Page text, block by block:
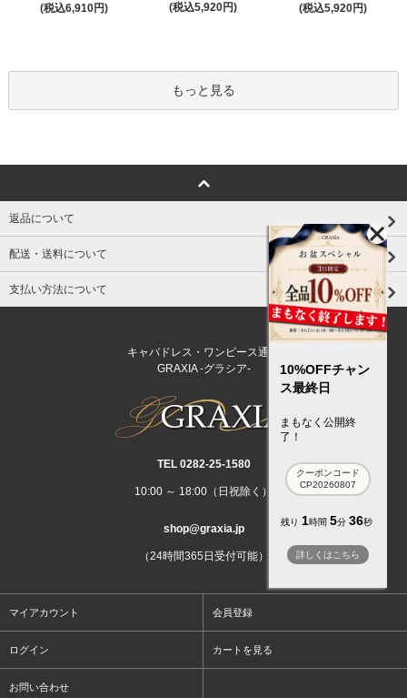
(税込6,910円)
(税込5,920円)
(税込5,920円)
もっと見る
返品について
配送・送料について
支払い方法について
キャバドレス・ワンピース通販
GRAXIA -グラシア-
TEL 0282‐25‐1580
10:00 ～ 18:00（日祝除く）
shop@graxia.jp
（24時間365日受付可能）
マイアカウント 会員登録
ログイン カートを見る
お問い合わせ
10%OFFチャン
ス最終日
まもなく公開終
了！
クーポンコード
CP20260807
残り 1時間 5分 35秒
詳しくはこちら